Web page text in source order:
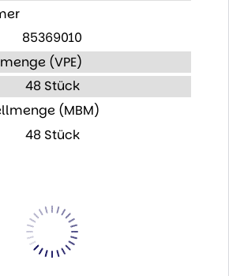
85369010
(VPE)
48 Stück
(MBM)
48 Stück